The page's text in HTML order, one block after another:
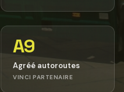
A9
Agréé autoroutes
VINCI PARTENAIRE